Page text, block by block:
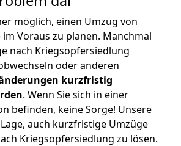
möglich, einen Umzug von
Voraus zu planen. Manchmal
nach Kriegsopfersiedlung
oder anderen
kurzfristig
. Wenn Sie sich in einer
befinden, keine Sorge! Unsere
auch kurzfristige Umzüge
Kriegsopfersiedlung zu lösen.